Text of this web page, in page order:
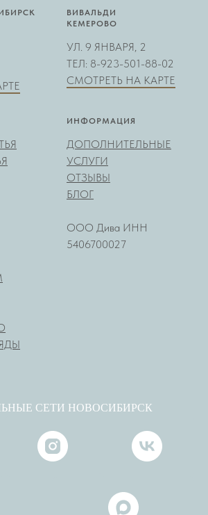
ВИВАЛЬДИ
КЕМЕРОВО
УЛ. 9 ЯНВАРЯ, 2
ТЕЛ: 8-923-501-88-02
СМОТРЕТЬ НА КАРТЕ
ИНФОРМАЦИЯ
ДОПОЛНИТЕЛЬНЫЕ
УСЛУГИ
ОТЗЫВЫ
БЛОГ
ООО Дива ИНН
5406700027
СЕТИ НОВОСИБИРСК